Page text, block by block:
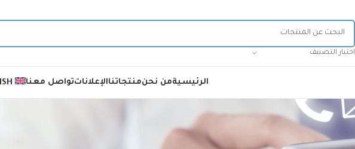
اختيار التصنيف
الرئيسيةمن نحنمنتجاتناالإعلاناتتواصل معنا